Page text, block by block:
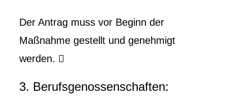
Der Antrag muss vor Beginn der
Maßnahme gestellt und genehmigt
werden. 
3. Berufsgenossenschaften: